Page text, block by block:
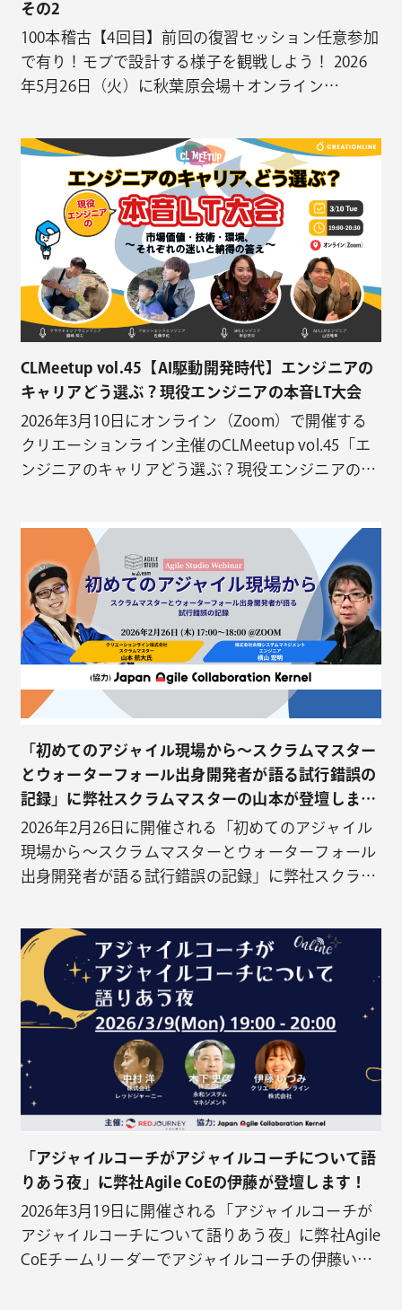
その2
100本稽古【4回目】前回の復習セッション任意参加
で有り！モブで設計する様子を観戦しよう！ 2026
年5月26日（火）に秋葉原会場＋オンライン
ロ100本稽古【原田騎郎さんとテストファーストな
実装とクラス設計】その2」のご案内です。
交えて、技…
CLMeetup vol.45【AI駆動開発時代】エンジニアの
キャリアどう選ぶ？現役エンジニアの本音LT大会
2026年3月10日にオンライン（Zoom）で開催する
クリエーションライン主催のCLMeetup vol.45「エ
ンジニアのキャリアどう選ぶ？現役エンジニアの本
考えて行動したのか、本音のLT大会を開催！エンジ
ニアとして働く中で、「このままでいいのかな」
「他の人は…
「初めてのアジャイル現場から～スクラムマスター
とウォーターフォール出身開発者が語る試行錯誤の
記録」に弊社スクラムマスターの山本が登壇しま
す！
2026年2月26日に開催される「初めてのアジャイル
現場から～スクラムマスターとウォーターフォール
出身開発者が語る試行錯誤の記録」に弊社スクラム
ージより引用) 今回のAgile Studio ウェビナーは、ク
リエーションライン株式会社の山本航大さんをゲス
トにお招きし…
「アジャイルコーチがアジャイルコーチについて語
りあう夜」に弊社Agile CoEの伊藤が登壇します！
2026年3月19日に開催される「アジャイルコーチが
アジャイルコーチについて語りあう夜」に弊社Agile
CoEチームリーダーでアジャイルコーチの伊藤いづ